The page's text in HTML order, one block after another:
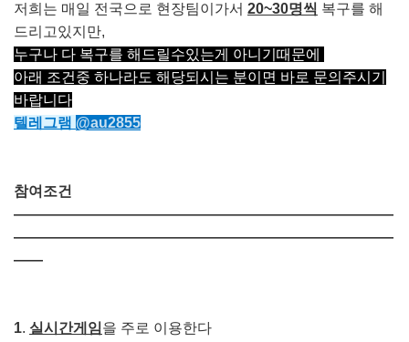
저희는 매일 전국으로 현장팀이가서 20~30명씩 복구를 해
드리고있지만,
누구나 다 복구를 해드릴수있는게 아니기때문에
아래 조건중 하나라도 해당되시는 분이면 바로 문의주시기
바랍니다
텔레그램 @au2855
참여조건
――――――――――――――――――――――――――
――――――――――――――――――――――――――
――
1. 실시간게임을 주로 이용한다